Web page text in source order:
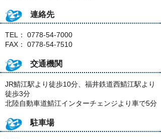
連絡先
TEL： 0778-54-7000
FAX： 0778-54-7510
交通機関
JR鯖江駅より徒歩10分、福井鉄道西鯖江駅より
徒歩3分
北陸自動車道鯖江インターチェンジより車で5分
駐車場